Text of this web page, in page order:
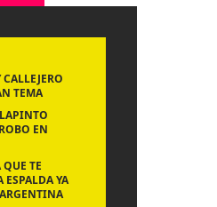
TEMA
EN
QUE TE
ESPALDA YA